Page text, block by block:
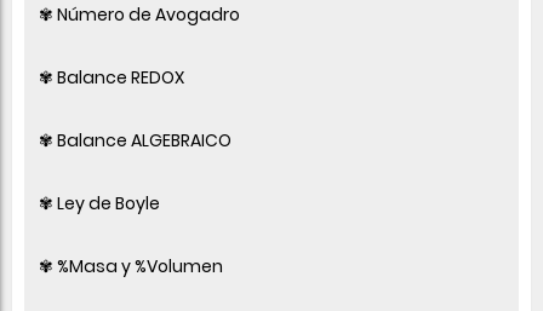
✾ Número de Avogadro
✾ Balance REDOX
✾ Balance ALGEBRAICO
✾ Ley de Boyle
✾ %Masa y %Volumen